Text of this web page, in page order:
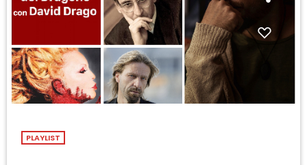
PLAYLIST